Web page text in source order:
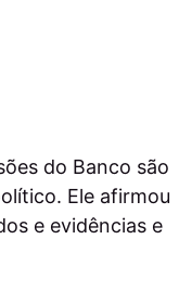
do Banco são
Ele afirmou
e evidências e